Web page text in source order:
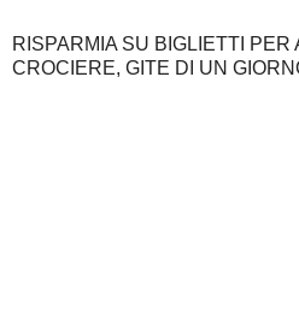
RISPARMIA SU BIGLIETTI PER
CROCIERE, GITE DI UN